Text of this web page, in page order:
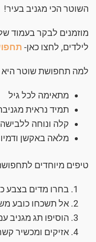
השוטר הכי מגניב בעיר!
מוזמנים לבקר בעמוד
לילדים, לחצו כאן-
למה תחפושת שוטר היא
מתאימה לכל גיל
תמיד נראית
קלה ונוחה ללבישה
מלאה באקשן
טיפים מיוחדים
בחרו מדים בצבע
אל תשכחו כובע
הוסיפו תג מגניב
אזיקים ומכשיר